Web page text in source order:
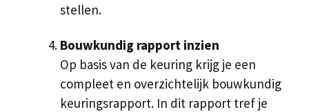
stellen.
Bouwkundig rapport inzien
Op basis van de keuring krijg je een
compleet en overzichtelijk bouwkundig
keuringsrapport. In dit rapport tref je